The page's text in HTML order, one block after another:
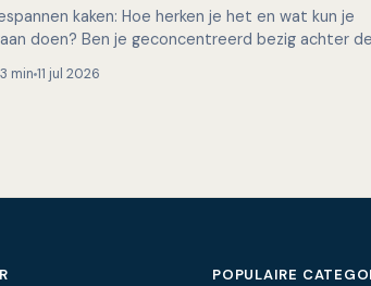
kaken: Hoe herken je het en wat kun je
Ben je geconcentreerd bezig achter de
en…
3 min 11 jul 2026
POPULAIRE